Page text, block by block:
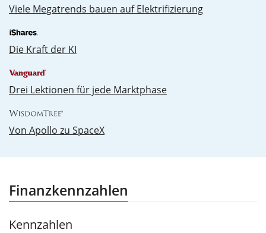
Vie­le Me­ga­trends bau­en auf Elek­tri­fi­zie­rung
Die Kraft der KI
Drei Lektionen für jede Marktphase
Von Apollo zu SpaceX
Finanzkennzahlen
Kennzahlen